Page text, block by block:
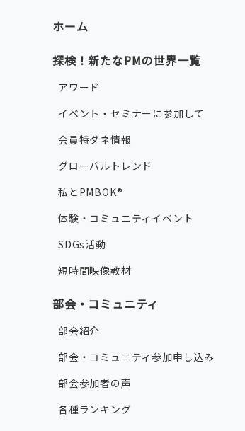
ホーム
探検！新たなPMの世界一覧
アワード
イベント・セミナーに参加して
会員特ダネ情報
グローバルトレンド
私とPMBOK®
体験・コミュニティイベント
SDGs活動
短時間映像教材
部会・コミュニティ
部会紹介
部会・コミュニティ参加申し込み
部会参加者の声
各種ランキング